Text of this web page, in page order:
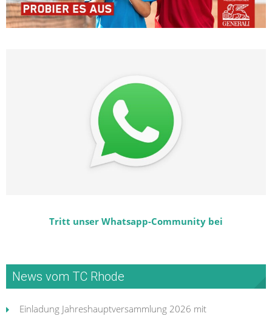
Tritt unser Whatsapp-Community bei
News vom TC Rhode
Einladung Jahreshauptversammlung 2026 mit